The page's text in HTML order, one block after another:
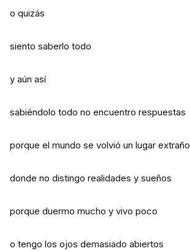
o quizás
siento saberlo todo
y aún así
sabiéndolo todo no encuentro respuestas
porque el mundo se volvió un lugar extraño
donde no distingo realidades y sueños
porque duermo mucho y vivo poco
o tengo los ojos demasiado abiertos